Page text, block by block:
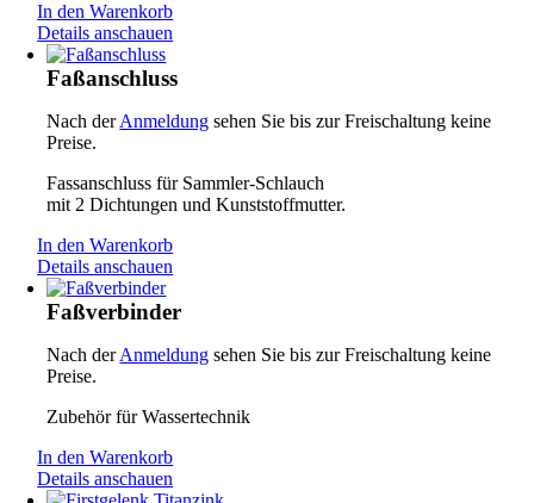
In den Warenkorb
Details anschauen
Faßanschluss
Nach derAnmeldung sehen Sie bis zur Freischaltung keine
Preise.
Fassanschluss für Sammler-Schlauch
mit 2 Dichtungen und Kunststoffmutter.
In den Warenkorb
Details anschauen
Faßverbinder
Nach derAnmeldung sehen Sie bis zur Freischaltung keine
Preise.
Zubehör für Wassertechnik
In den Warenkorb
Details anschauen